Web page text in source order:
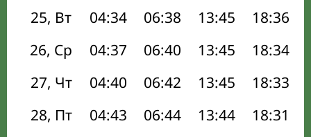
25, Вт
04:34 06:38 13:45 18:36
26, Ср
04:37 06:40 13:45 18:34
27, Чт
04:40 06:42 13:45 18:33
28, Пт
04:43 06:44 13:44 18:31